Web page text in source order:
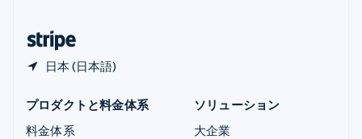
日本 (日本語)
プロダクトと料金体系
料金体系
ソリューション
大企業